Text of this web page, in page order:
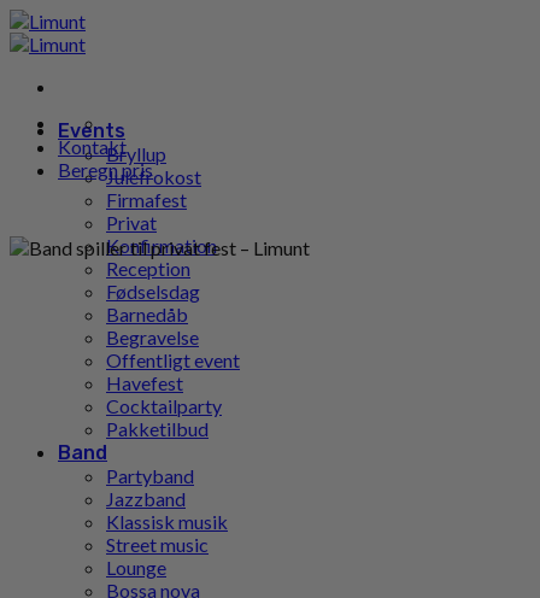
Gå
til
Events
Bryllup
Julefrokost
Firmafest
Privat
Konfirmation
Reception
Fødselsdag
Barnedåb
Begravelse
Offentligt event
Havefest
Cocktailparty
Pakketilbud
Band
Partyband
Jazzband
Klassisk musik
Street music
Lounge
Bossa nova
Kontakt
Beregn pris